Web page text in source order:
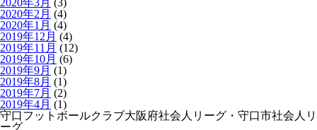
2020年2月 (4)
2020年1月 (4)
2019年12月 (4)
2019年11月 (12)
2019年10月 (6)
2019年9月 (1)
2019年8月 (1)
2019年7月 (2)
2019年4月 (1)
守口フットボールクラブ大阪府社会人リーグ・守口市社会人リ
ーグ